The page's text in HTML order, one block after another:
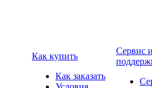
Как купить
Как заказать
Сервис